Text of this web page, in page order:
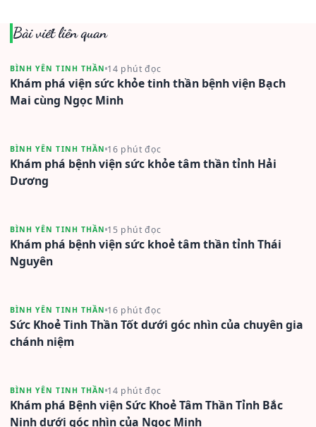
Bài viết liên quan
BÌNH YÊN TINH THẦN 14 phút đọc
Khám phá viện sức khỏe tinh thần bệnh viện Bạch
Mai cùng Ngọc Minh
BÌNH YÊN TINH THẦN 16 phút đọc
Khám phá bệnh viện sức khỏe tâm thần tỉnh Hải
Dương
BÌNH YÊN TINH THẦN 15 phút đọc
Khám phá bệnh viện sức khoẻ tâm thần tỉnh Thái
Nguyên
BÌNH YÊN TINH THẦN 16 phút đọc
Sức Khoẻ Tinh Thần Tốt dưới góc nhìn của chuyên gia
chánh niệm
BÌNH YÊN TINH THẦN 14 phút đọc
Khám phá Bệnh viện Sức Khoẻ Tâm Thần Tỉnh Bắc
Ninh dưới góc nhìn của Ngọc Minh